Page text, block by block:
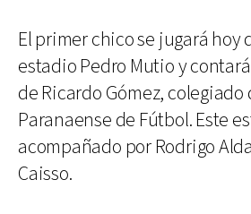
El primer chico se jugará hoy
estadio Pedro Mutio y
de Ricardo Gómez, colegiado
Paranaense de Fútbol. Este
acompañado por Rodrigo
Caisso.